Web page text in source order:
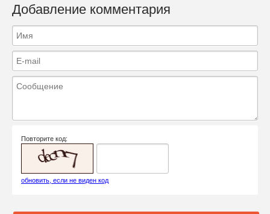
Добавление комментария
Повторите код:
обновить, если не виден код